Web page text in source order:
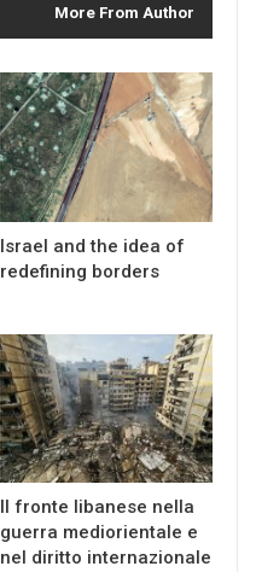
More From Author
Israel and the idea of
redefining borders
Il fronte libanese nella
guerra mediorientale e
nel diritto internazionale